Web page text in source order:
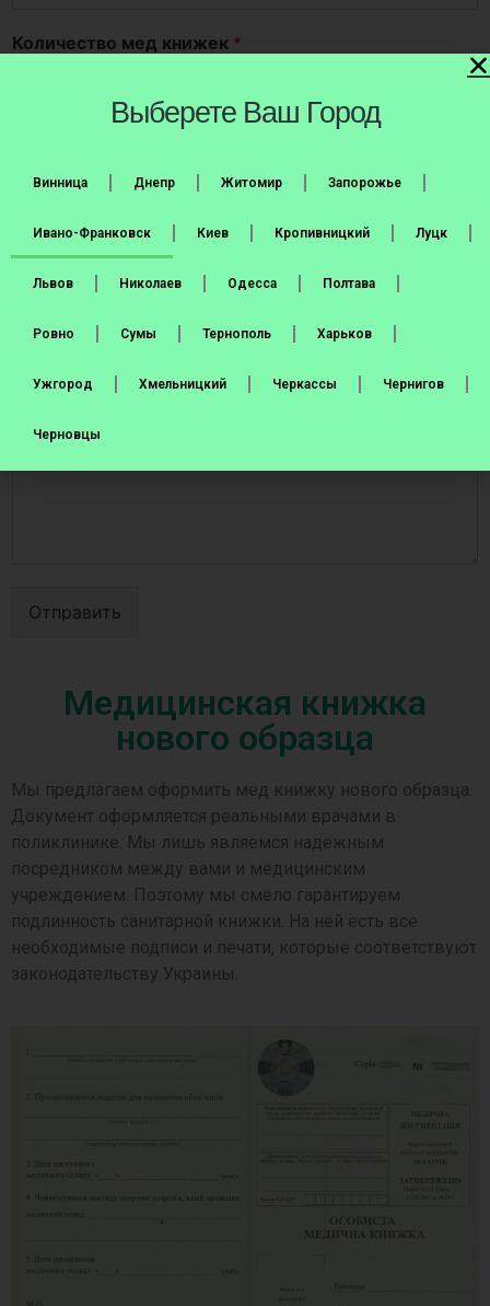
Количество мед книжек *
Срок на который требуется:
Медкнижка на полгода
Номер телефона получателя *
United States +1
Город и отделение Новой Почты
Отправить
Медицинская книжка
нового образца
Мы предлагаем оформить мед книжку нового образца.
Документ оформляется реальными врачами в
поликлинике. Мы лишь являемся надежным
посредником между вами и медицинским
учреждением. Поэтому мы смело гарантируем
подлинность санитарной книжки. На ней есть все
необходимые подписи и печати, которые соответствуют
законодательству Украины.
Выберете Ваш Город
Винница Днепр Житомир Запорожье
Ивано-Франковск Киев Кропивницкий Луцк
Львов Николаев Одесса Полтава
Ровно Сумы Тернополь Харьков
Ужгород Хмельницкий Черкассы Чернигов
Черновцы